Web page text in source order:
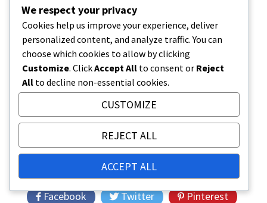
hladce projít procesem.
Udržujte své kódy peněženky v tajnosti.
Ověřte regionální kompatibilitu svých kódů.
Kontrolujte data expirace před uplatněním.
Kopírujte kódy přímo, abyste se vyhnuli
chybám při zadávání.
Přezkoumejte pokyny pro uplatnění
specifické pro platformu.
Facebook Twitter Pinterest
We respect your privacy
Cookies help us improve your experience, deliver
personalized content, and analyze traffic. You can
choose which cookies to allow by clicking
Customize. ClickAccept All to consent or Reject
All to decline non-essential cookies.
CUSTOMIZE
REJECT ALL
ACCEPT ALL